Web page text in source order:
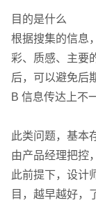
目的是什么
根据搜集的信息
彩、质感、主要
后，可以避免后
B 信息传达上不
此类问题，基本
由产品经理把控
此前提下，设计
目，越早越好，